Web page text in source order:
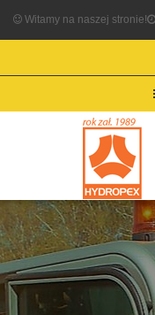
Witamy na naszej stronie!